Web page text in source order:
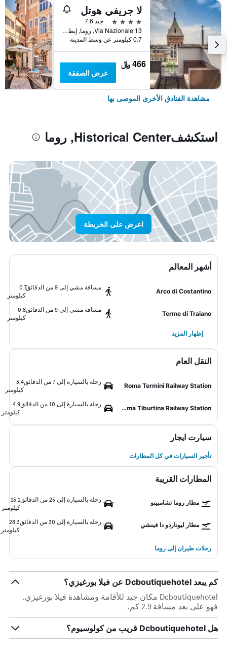
لا جريفي هوتل
4 نجوم
جيد 7.6
Via Nazionale 13, روما, إيطاليا
0.7 كيلومتر عن وسط المدينة
466 ﷼
عرض الصفقة
مشاهدة الفنادق الأخرى الموصى بها
استكشفHistorical Center, روما
اعرض على الخريطة
أشهر المعالم
Arco di Costantino
مسافة مشي إلى 9 من الدقائق
0.7
كيلومتر
Terme di Traiano
مسافة مشي إلى 9 من الدقائق
0.8
كيلومتر
إظهار المزيد
النقل العام
Roma Termini Railway Station
رحلة بالسيارة إلى 7 من الدقائق
3.4
كيلومتر
Roma Tiburtina Railway Station
رحلة بالسيارة إلى 10 من الدقائق
4.9
كيلومتر
سيارت ايجار
تأجير السيارات في كل المطارات
المطارات القريبة
مطار روما تشامبينو رحلة بالسيارة إلى 25 من الدقائق
15.1
كيلومتر
مطار ليوناردو دا فينشي رحلة بالسيارة إلى 30 من الدقائق
28.3
كيلومتر
رحلات طيران إلى روما
كم يبعد Dcboutiquehotel عن فيلا بورغيزي؟
Dcboutiquehotel مكان جيد للأقامة ومشاهدة فيلا بورغيزي.
فهو على بعد مسافة 2.9 كم.
هل Dcboutiquehotel قريب من كولوسيوم؟